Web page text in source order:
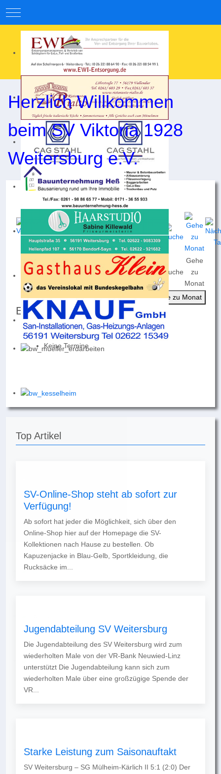
Mobile Menu Toggle
Herzlich Willkommen
beim SV Viktoria 1928
Weitersburg e.V.
Nach
Jahr
Nach
Monat
Nach
Woche
HeuteSuche
Gehe
zu
Monat
Gehe zu Monat
Events für
Mittwoch, 15. April 2026
Keine Termine
Top Artikel
SV-Online-Shop steht ab sofort zur
Verfügung!
Ab sofort hat jeder die Möglichkeit, sich über den
Online-Shop hier auf der Homepage die SV-
Kollektionen nach Hause zu bestellen. Ob
Kapuzenjacke in Blau-Gelb, Sportkleidung, die
Rucksäcke im...
Jugendabteilung SV Weitersburg
Die Jugendabteilung des SV Weitersburg wird zum
wiederholten Male von der VR-Bank Neuwied-Linz
unterstützt Die Jugendabteilung kann sich zum
wiederholten Male über eine großzügige Spende der
VR...
Starke Leistung zum Saisonauftakt
SV Weitersburg – SG Mülheim-Kärlich II 5:1 (2:0) Der